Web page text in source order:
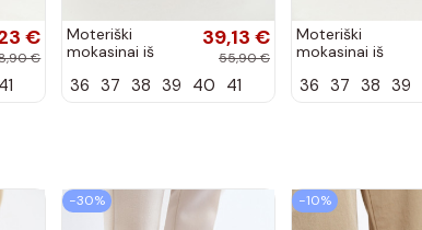
€
€
41
Moteriški
mokasinai iš
zomšos, bordo
39,13 €
55,90 €
36 37 38 39 40 41
Moteriški
mokasinai iš
zomšos, rudos
36 37 38 39
−30% −10%